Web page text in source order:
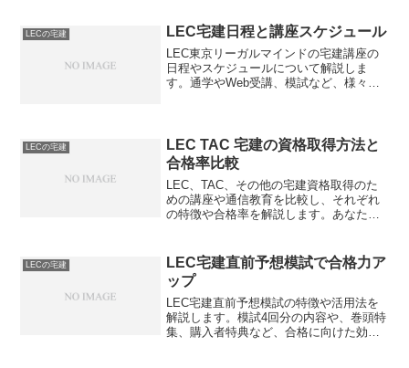
LECの宅建 LEC宅建日程と講座スケジュール
LEC東京リーガルマインドの宅建講座の
日程やスケジュールについて解説しま
す。通学やWeb受講、模試など、様々な
LECの宅建
LEC TAC 宅建の資格取得方法と
合格率比較
LEC、TAC、その他の宅建資格取得のた
めの講座や通信教育を比較し、それぞれ
の特徴や合格率を解説します。あなたに
LECの宅建
LEC宅建直前予想模試で合格力ア
ップ
LEC宅建直前予想模試の特徴や活用法を
解説します。模試4回分の内容や、巻頭特
集、購入者特典など、合格に向けた効果